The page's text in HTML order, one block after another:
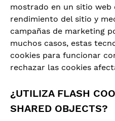
mostrado en un sitio web
rendimiento del sitio y
campañas de marketing
muchos casos, estas
cookies para funcionar
rechazar las cookies
¿UTILIZA FLASH
SHARED OBJECTS?